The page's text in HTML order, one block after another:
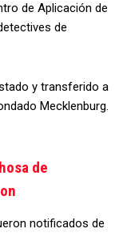
de Aplicación de
de
y transferido a
Mecklenburg.
de
notificados de